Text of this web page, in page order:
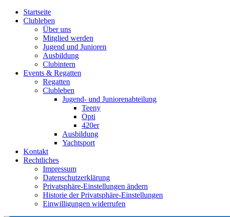
Startseite
Clubleben
Über uns
Mitglied werden
Jugend und Junioren
Ausbildung
Clubintern
Events & Regatten
Regatten
Clubleben
Jugend- und Juniorenabteilung
Teeny
Opti
420er
Ausbildung
Yachtsport
Kontakt
Rechtliches
Impressum
Datenschutzerklärung
Privatsphäre-Einstellungen ändern
Historie der Privatsphäre-Einstellungen
Einwilligungen widerrufen